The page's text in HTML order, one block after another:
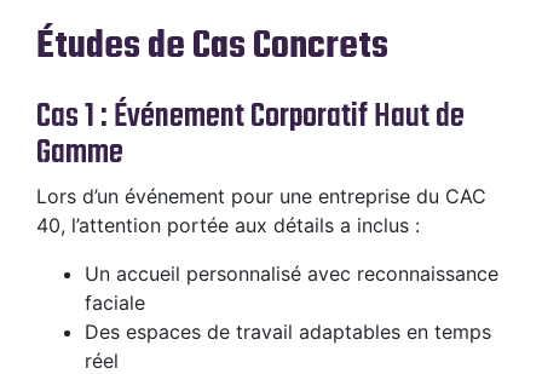
Études de Cas Concrets
Cas 1 : Événement Corporatif Haut de
Gamme
Lors d’un événement pour une entreprise du CAC
40, l’attention portée aux détails a inclus :
Un accueil personnalisé avec reconnaissance
faciale
Des espaces de travail adaptables en temps
réel